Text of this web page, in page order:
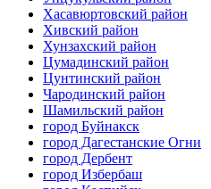
Хасавюртовский район
Хивский район
Хунзахский район
Цумадинский район
Цунтинский район
Чародинский район
Шамильский район
город Буйнакск
город Дагестанские Огни
город Дербент
город Избербаш